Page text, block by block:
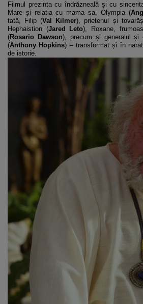
Filmul prezinta cu îndrăzneală și cu
Mare și relatia cu mama sa, Olympia (
tată, Filip (Val Kilmer), prietenul și
Hephaistion (Jared Leto), Roxane,
(Rosario Dawson), precum și generalul și
(Anthony Hopkins) – transformat și în
de istorie.